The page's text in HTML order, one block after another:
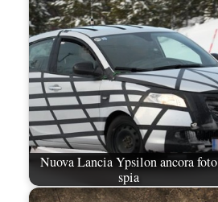
Nuova Lancia Ypsilon ancora foto
spia